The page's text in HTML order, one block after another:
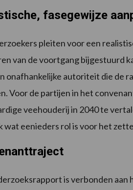
fasegewijze
pleiten voor een
van de voortgang bijgestuurd
onafhankelijke autoriteit die de
Voor de partijen in het
veehouderij in 2040 te
wat eenieders rol is voor het
is verbonden